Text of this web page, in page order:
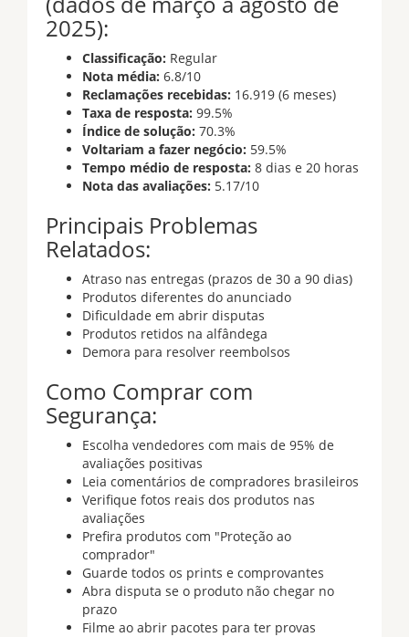
2025):
Classificação: Regular
Nota média: 6.8/10
Reclamações recebidas: 16.919 (6 meses)
Taxa de resposta: 99.5%
Índice de solução: 70.3%
Voltariam a fazer negócio: 59.5%
Tempo médio de resposta: 8 dias e 20 horas
Nota das avaliações: 5.17/10
Principais Problemas
Relatados:
Atraso nas entregas (prazos de 30 a 90 dias)
Produtos diferentes do anunciado
Dificuldade em abrir disputas
Produtos retidos na alfândega
Demora para resolver reembolsos
Como Comprar com
Segurança:
Escolha vendedores com mais de 95% de
avaliações positivas
Leia comentários de compradores brasileiros
Verifique fotos reais dos produtos nas
avaliações
Prefira produtos com "Proteção ao
comprador"
Guarde todos os prints e comprovantes
Abra disputa se o produto não chegar no
prazo
Filme ao abrir pacotes para ter provas